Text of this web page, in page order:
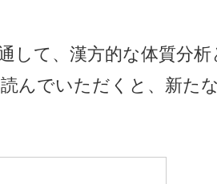
して、漢方的な体質分析
んでいただくと、新た